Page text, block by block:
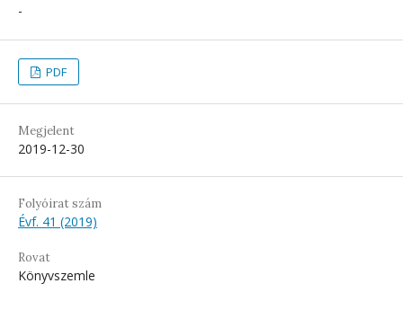
-
PDF
Megjelent
2019-12-30
Folyóirat szám
Évf. 41 (2019)
Rovat
Könyvszemle